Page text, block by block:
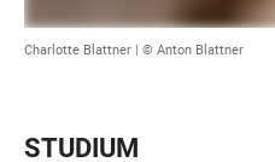
Charlotte Blattner | © Anton Blattner
STUDIUM